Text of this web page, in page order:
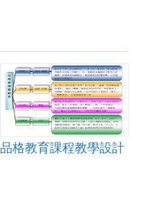
品格教育課程教學設計